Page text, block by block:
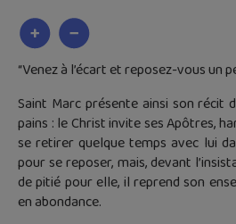
“Venez à l’écart et reposez-vous un
Saint Marc présente ainsi son récit
pains : le Christ invite ses Apôtres,
se retirer quelque temps avec lui
pour se reposer, mais, devant
de pitié pour elle, il reprend son
en abondance.